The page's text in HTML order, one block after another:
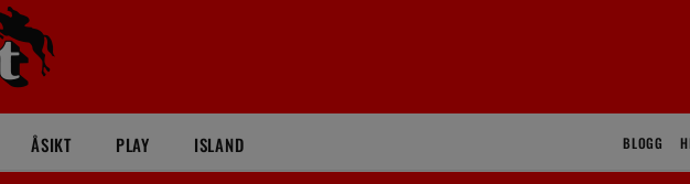
ÅSIKT PLAY ISLAND BLOGG